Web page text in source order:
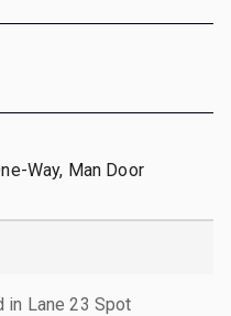
Way, Man Door
in Lane 23 Spot